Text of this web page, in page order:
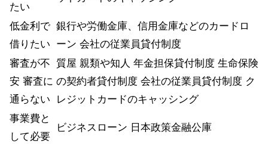
たい
低金利で
借りたい
銀行や労働金庫、信用金庫などのカードロ
ーン 会社の従業員貸付制度
審査が不
安 審査に
通らない
質屋 親類や知人 年金担保貸付制度 生命保険
の契約者貸付制度 会社の従業員貸付制度 ク
レジットカードのキャッシング
事業費と
して必要
ビジネスローン 日本政策金融公庫